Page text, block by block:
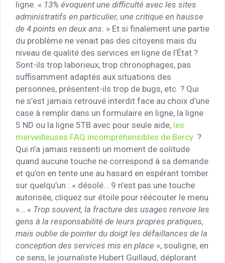
ligne. « 13% évoquent une difficulté avec les sites
administratifs en particulier, une critique en hausse
de 4 points en deux ans. » Et si finalement une partie
du problème ne venait pas des citoyens mais du
niveau de qualité des services en ligne de l’État ?
Sont-ils trop laborieux, trop chronophages, pas
suffisamment adaptés aux situations des
personnes, présentent-ils trop de bugs, etc. ? Qui
ne s’est jamais retrouvé interdit face au choix d’une
case à remplir dans un formulaire en ligne, la ligne
5 ND ou la ligne 5TB avec pour seule aide, les
merveilleuses FAQ incompréhensibles de Bercy ?
Qui n’a jamais ressenti un moment de solitude
quand aucune touche ne correspond à sa demande
et qu’on en tente une au hasard en espérant tomber
sur quelqu’un : « désolé… 9 n’est pas une touche
autorisée, cliquez sur étoile pour réécouter le menu
»… « Trop souvent, la fracture des usages renvoie les
gens à la responsabilité de leurs propres pratiques,
mais oublie de pointer du doigt les défaillances de la
conception des services mis en place », souligne, en
ce sens, le journaliste Hubert Guillaud, déplorant